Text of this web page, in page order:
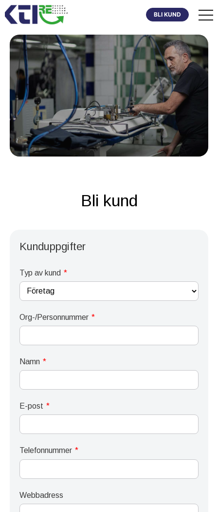
BLI KUND
Bli kund
Kunduppgifter
Typ av kund
Org-/Personnummer
Namn
E-post
Telefonnummer
Webbadress